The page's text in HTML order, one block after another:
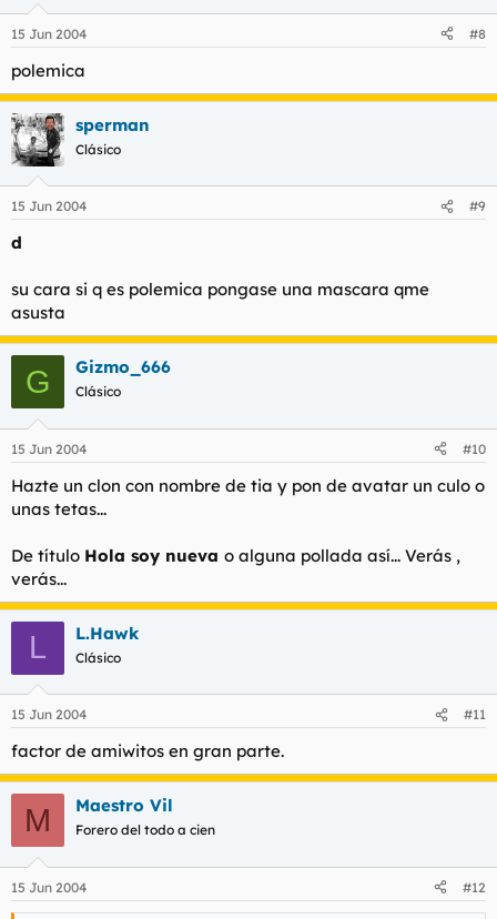
15 Jun 2004 #8
polemica
sperman
Clásico
15 Jun 2004 #9
d
su cara si q es polemica pongase una mascara qme
asusta
G Gizmo_666
Clásico
15 Jun 2004 #10
Hazte un clon con nombre de tia y pon de avatar un culo o
unas tetas...
De título Hola soy nueva o alguna pollada así... Verás ,
verás...
L L.Hawk
Clásico
15 Jun 2004 #11
factor de amiwitos en gran parte.
M Maestro Vil
Forero del todo a cien
15 Jun 2004 #12